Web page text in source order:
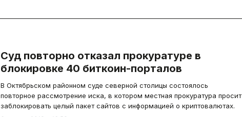
Суд повторно отказал прокуратуре в
блокировке 40 биткоин-порталов
В Октябрьском районном суде северной столицы состоялось
повторное рассмотрение иска, в котором местная прокуратура просит
заблокировать целый пакет сайтов с информацией о криптовалютах.